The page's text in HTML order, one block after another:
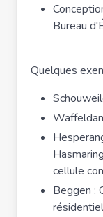
Bureau
Quelques
cellule
Beggen :